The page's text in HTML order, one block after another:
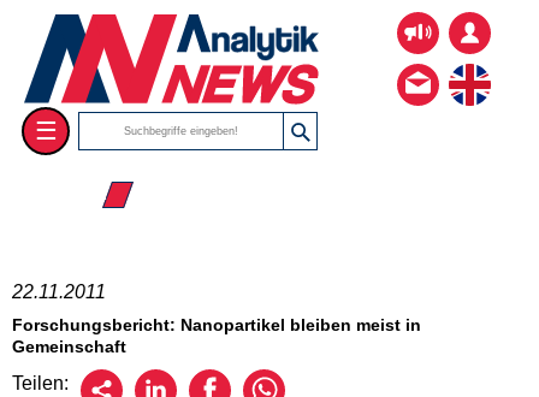
☰
☰ 2011
22.11.2011
Forschungsbericht: Nanopartikel bleiben meist in
Gemeinschaft
Teilen: